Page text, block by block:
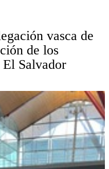
vasca de
de los
El Salvador